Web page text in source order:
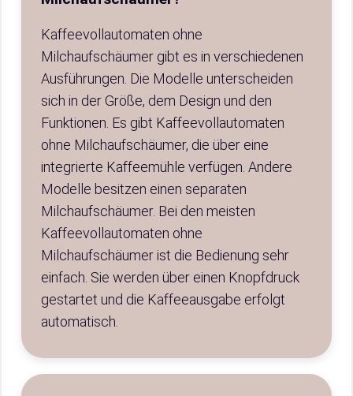
Kaffeevollautomaten ohne
Milchaufschäumer gibt es in verschiedenen
Ausführungen. Die Modelle unterscheiden
sich in der Größe, dem Design und den
Funktionen. Es gibt Kaffeevollautomaten
ohne Milchaufschäumer, die über eine
integrierte Kaffeemühle verfügen. Andere
Modelle besitzen einen separaten
Milchaufschäumer. Bei den meisten
Kaffeevollautomaten ohne
Milchaufschäumer ist die Bedienung sehr
einfach. Sie werden über einen Knopfdruck
gestartet und die Kaffeeausgabe erfolgt
automatisch.